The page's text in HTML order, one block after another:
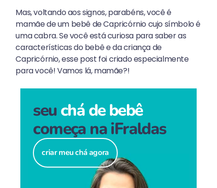
Mas, voltando aos signos, parabéns, você é
mamãe de um bebê de Capricórnio cujo símbolo é
uma cabra. Se você está curiosa para saber as
características do bebê e da criança de
Capricórnio, esse post foi criado especialmente
para você! Vamos lá, mamãe?!
seuchá de bebê
começa na iFraldas
criar meu chá agora